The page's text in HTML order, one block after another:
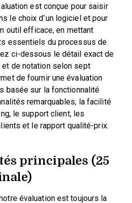
est conçue pour saisir
le choix d’un logiciel et pour
outil efficace, en mettant
essentiels du processus de
ci-dessous le détail exact de
de notation selon sept
de fournir une évaluation
basée sur la fonctionnalité
remarquables, la facilité
le support client, les
et le rapport qualité-prix.
principales (25
évaluation est toujours la